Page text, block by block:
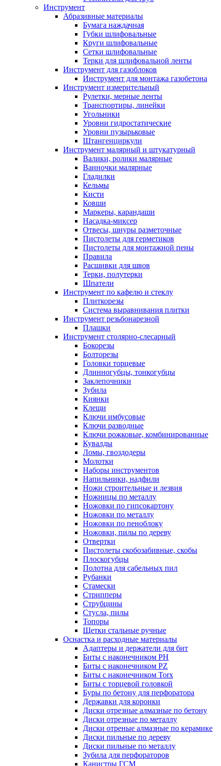
Инструмент
Абразивные материалы
Бумага наждачная
Губки шлифовальные
Круги шлифовальные
Сетки шлифовальные
Терки для шлифовальной ленты
Инструмент для газоблоков
Инструмент для монтажа газобетона
Инструмент измерительный
Рулетки, мерные ленты
Транспортиры, линейки
Угольники
Уровни гидростатические
Уровни пузырьковые
Штангенциркули
Инструмент малярный и штукатурный
Валики, ролики малярные
Ванночки малярные
Гладилки
Кельмы
Кисти
Ковши
Маркеры, карандаши
Насадка-миксер
Отвесы, шнуры разметочные
Пистолеты для герметиков
Пистолеты для монтажной пены
Правила
Расшивки для швов
Терки, полутерки
Шпатели
Инструмент по кафелю и стеклу
Плиткорезы
Система выравнивания плитки
Инструмент резьбонарезной
Плашки
Инструмент столярно-слесарный
Бокорезы
Болторезы
Головки торцевые
Длинногубцы, тонкогубцы
Заклепочники
Зубила
Киянки
Клещи
Ключи имбусовые
Ключи разводные
Ключи рожковые, комбинированные
Кувалды
Ломы, гвоздодеры
Молотки
Наборы инструментов
Напильники, надфили
Ножи строительные и лезвия
Ножницы по металлу
Ножовки по гипсокартону
Ножовки по металлу
Ножовки по пеноблоку
Ножовки, пилы по дереву
Отвертки
Пистолеты скобозабивные, скобы
Плоскогубцы
Полотна для сабельных пил
Рубанки
Стамески
Стрипперы
Струбцины
Стусла, пилы
Топоры
Щетки стальные ручные
Оснастка и расходные материалы
Адаптеры и держатели для бит
Биты с наконечником PH
Биты с наконечником PZ
Биты с наконечником Torx
Биты с торцевой головкой
Буры по бетону для перфоратора
Державки для коронки
Диски отрезные алмазные по бетону
Диски отрезные по металлу
Диски отреные алмазные по керамике
Диски пильные по дереву
Диски пильные по металлу
Зубила для перфораторов
Канистры ГСМ